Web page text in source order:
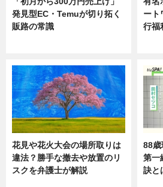
発見型EC・Temuが切り拓く
販路の常識
ート
行福
花見や花火大会の場所取りは
違法？勝手な撤去や放置のリ
スクを弁護士が解説
88歳
第一
訣と